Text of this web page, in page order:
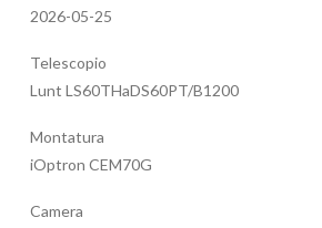
2026-05-25
Telescopio
Lunt LS60THaDS60PT/B1200
Montatura
iOptron CEM70G
Camera